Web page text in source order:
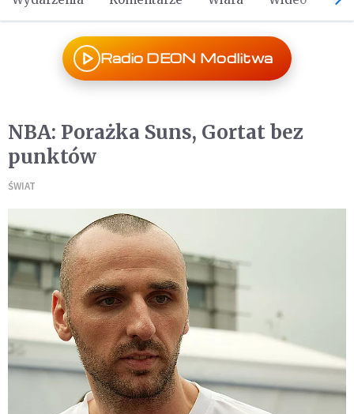
Radio DEON Modlitwa
NBA: Porażka Suns, Gortat bez
punktów
ŚWIAT